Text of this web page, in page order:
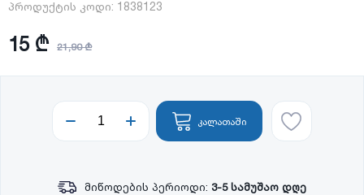
პროდუქტის კოდი: 1838123
15 ₾ 21,90 ₾
კალათაში
მიწოდების პერიოდი: 3-5 სამუშაო დღე